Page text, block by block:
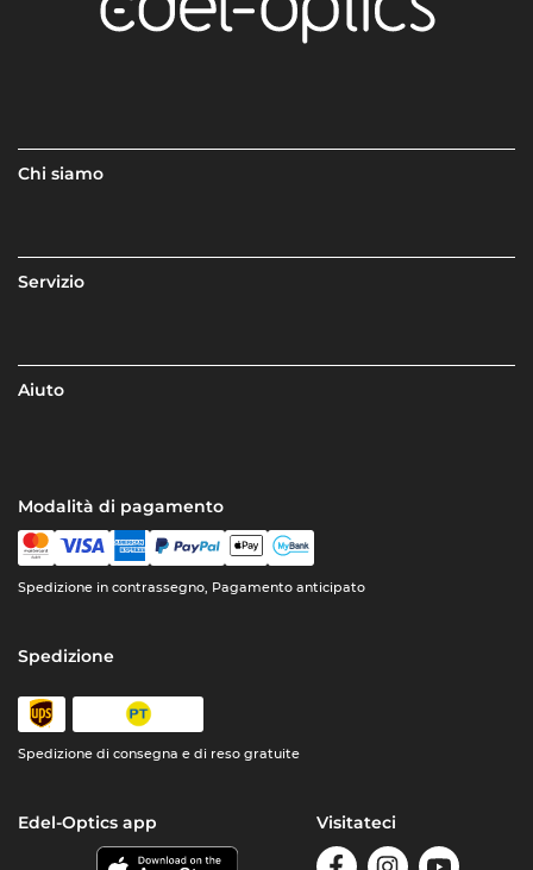
Chi siamo
Servizio
Aiuto
Modalità di pagamento
Spedizione in contrassegno, Pagamento anticipato
Spedizione
Spedizione di consegna e di reso gratuite
Edel-Optics app Visitateci